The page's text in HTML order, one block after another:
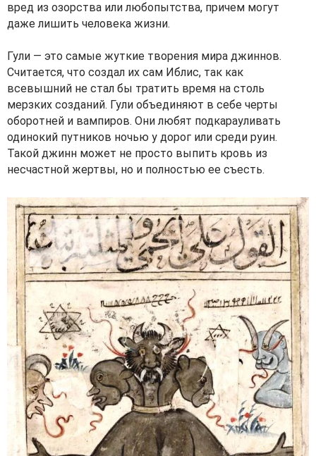
вред из озорства или любопытства, причем могут
даже лишить человека жизни.
Гули — это самые жуткие творения мира джиннов.
Считается, что создал их сам Иблис, так как
всевышний не стал бы тратить время на столь
мерзких созданий. Гули объединяют в себе черты
оборотней и вампиров. Они любят подкарауливать
одинокий путников ночью у дорог или среди руин.
Такой джинн может не просто выпить кровь из
несчастной жертвы, но и полностью ее съесть.